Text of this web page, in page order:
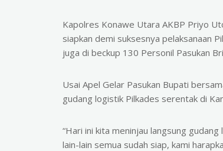
Kapolres Konawe Utara AKBP Priyo
siapkan demi suksesnya pelaksanaan
juga di beckup 130 Personil Pasukan
Usai Apel Gelar Pasukan Bupati
gudang logistik Pilkades serentak di
“Hari ini kita meninjau langsung
lain-lain semua sudah siap, kami